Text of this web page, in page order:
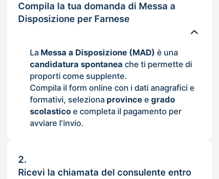
Compila la tua domanda di Messa a
Disposizione per Farnese
La Messa a Disposizione (MAD) è una
candidatura spontanea che ti permette di
proporti come supplente.
Compila il form online con i dati anagrafici e
formativi, seleziona provincee grado
scolasticoe completa il pagamento per
avviare l'invio.
2.
Ricevi la chiamata del consulente entro